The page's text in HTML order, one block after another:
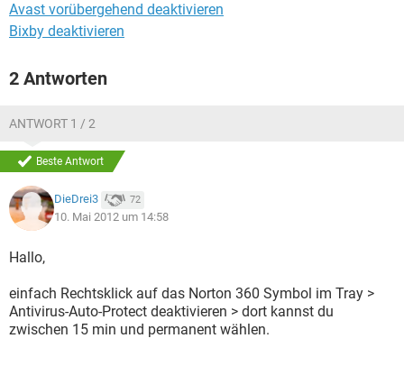
Avast vorübergehend deaktivieren
Bixby deaktivieren
2 Antworten
ANTWORT 1 / 2
Beste Antwort
DieDrei3 72
10. Mai 2012 um 14:58
Hallo,
einfach Rechtsklick auf das Norton 360 Symbol im Tray >
Antivirus-Auto-Protect deaktivieren > dort kannst du
zwischen 15 min und permanent wählen.